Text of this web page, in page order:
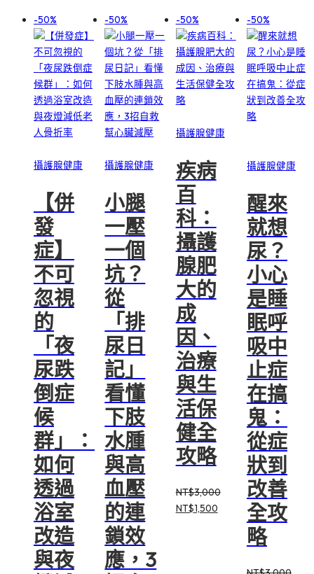
-50%
攝護腺健康
【併
發
症】
不可
忽視
的
「夜
尿跌
倒症
候
群」：
如何
透過
浴室
改造
與夜
-50%
攝護腺健康
小腿
一壓
一個
坑？
從
「排
尿日
記」
看懂
下肢
水腫
與高
血壓
的連
鎖效
應，3
-50%
攝護腺健康
疾病
百
科：
攝護
腺肥
大的
成
因、
治療
與生
活保
健全
攻略
NT$3,000
原
NT$1,500目
-50%
攝護腺健康
醒來
就想
尿？
小心
是睡
眠呼
吸中
止症
在搞
鬼：
從症
狀到
改善
全攻
略